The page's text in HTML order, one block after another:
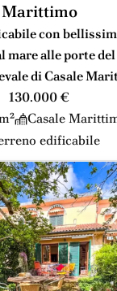
Marittimo
con
mare alle porte
di Casale
130.000 €
Casale
edificabile